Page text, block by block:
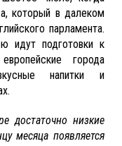
который в далеком
парламента.
идут подготовки к
города
напитки и
достаточно низкие
месяца появляется